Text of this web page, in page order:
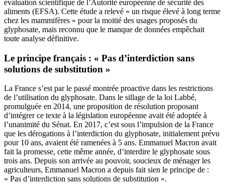
évaluation scientifique de l’Autorité européenne de sécurité des
aliments (EFSA). Cette étude a relevé « un risque élevé à long terme
chez les mammifères » pour la moitié des usages proposés du
glyphosate, mais reconnu que le manque de données empêchait
toute analyse définitive.
Le principe français : « Pas d’interdiction sans
solutions de substitution »
La France s’est par le passé montrée proactive dans les restrictions
de l’utilisation du glyphosate. Dans le sillage de la loi Labbé,
promulguée en 2014, une proposition de résolution proposant
d’intégrer ce texte à la législation européenne avait été adoptée à
l’unanimité du Sénat. En 2017, c’est sous l’impulsion de la France
que les dérogations à l’interdiction du glyphosate, initialement prévu
pour 10 ans, avaient été ramenées à 5 ans. Emmanuel Macron avait
fait la promesse, cette même année, d’interdire le glyphosate sous
trois ans. Depuis son arrivée au pouvoir, soucieux de ménager les
agriculteurs, Emmanuel Macron a depuis fait sien le principe de :
« Pas d’interdiction sans solutions de substitution ».